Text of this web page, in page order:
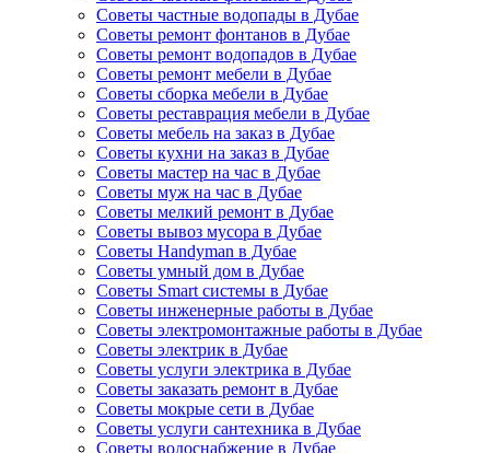
Советы частные водопады в Дубае
Советы ремонт фонтанов в Дубае
Советы ремонт водопадов в Дубае
Советы ремонт мебели в Дубае
Советы сборка мебели в Дубае
Советы реставрация мебели в Дубае
Советы мебель на заказ в Дубае
Советы кухни на заказ в Дубае
Советы мастер на час в Дубае
Советы муж на час в Дубае
Советы мелкий ремонт в Дубае
Советы вывоз мусора в Дубае
Советы Handyman в Дубае
Советы умный дом в Дубае
Советы Smart системы в Дубае
Советы инженерные работы в Дубае
Советы электромонтажные работы в Дубае
Советы электрик в Дубае
Советы услуги электрика в Дубае
Советы заказать ремонт в Дубае
Советы мокрые сети в Дубае
Советы услуги сантехника в Дубае
Советы водоснабжение в Дубае